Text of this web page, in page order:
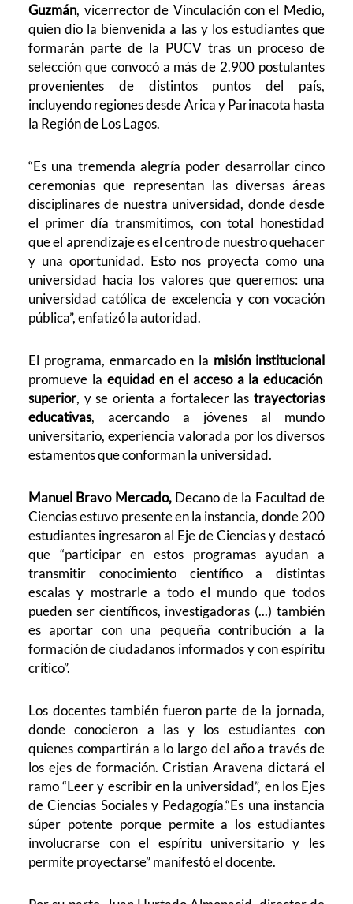
Guzmán, vicerrector de Vinculación con el Medio,
quien dio la bienvenida a las y los estudiantes que
formarán parte de la PUCV tras un proceso de
selección que convocó a más de 2.900 postulantes
provenientes de distintos puntos del país,
incluyendo regiones desde Arica y Parinacota hasta
la Región de Los Lagos.
“Es una tremenda alegría poder desarrollar cinco
ceremonias que representan las diversas áreas
disciplinares de nuestra universidad, donde desde
el primer día transmitimos, con total honestidad
que el aprendizaje es el centro de nuestro quehacer
y una oportunidad. Esto nos proyecta como una
universidad hacia los valores que queremos: una
universidad católica de excelencia y con vocación
pública”, enfatizó la autoridad.
El programa, enmarcado en la misión institucional
promueve la equidad en el acceso a la educación
superior, y se orienta a fortalecer las trayectorias
educativas, acercando a jóvenes al mundo
universitario, experiencia valorada por los diversos
estamentos que conforman la universidad.
Manuel Bravo Mercado,Decano de la Facultad de
Ciencias estuvo presente en la instancia, donde 200
estudiantes ingresaron al Eje de Ciencias y destacó
que “participar en estos programas ayudan a
transmitir conocimiento científico a distintas
escalas y mostrarle a todo el mundo que todos
pueden ser científicos, investigadoras (...) también
es aportar con una pequeña contribución a la
formación de ciudadanos informados y con espíritu
crítico”.
Los docentes también fueron parte de la jornada,
donde conocieron a las y los estudiantes con
quienes compartirán a lo largo del año a través de
los ejes de formación. Cristian Aravena dictará el
ramo “Leer y escribir en la universidad”, en los Ejes
de Ciencias Sociales y Pedagogía.“Es una instancia
súper potente porque permite a los estudiantes
involucrarse con el espíritu universitario y les
permite proyectarse” manifestó el docente.